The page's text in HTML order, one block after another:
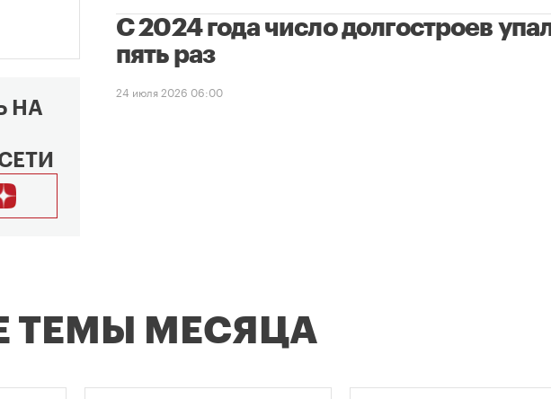
С 2024 года число долгостроев
пять раз
24 июля 2026 06:00
НА
ТЕМЫ МЕСЯЦА